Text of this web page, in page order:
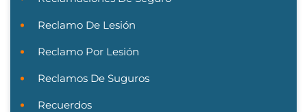
Reclamo De Lesión
Reclamo Por Lesión
Reclamos De Suguros
Recuerdos